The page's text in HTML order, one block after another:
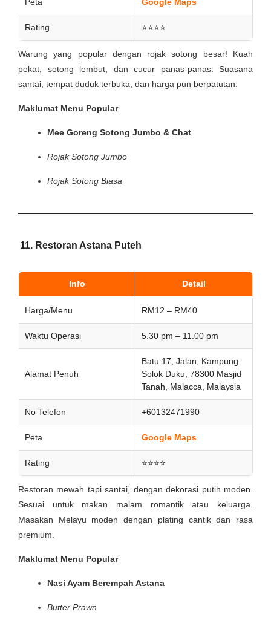
Rating ⭐⭐⭐⭐
Warung yang popular dengan rojak sotong besar! Kuah
pekat, sotong lembut, dan cucur panas-panas. Suasana
santai, tempat duduk terbuka, dan harga pun berpatutan.
Maklumat Menu Popular
Mee Goreng Sotong Jumbo & Chat
Rojak Sotong Jumbo
Rojak Sotong Biasa
11. Restoran Astana Puteh
Info Detail
Harga/Menu RM12 – RM40
Waktu Operasi 5.30 pm – 11.00 pm
Alamat Penuh
Batu 17, Jalan, Kampung
Solok Duku, 78300 Masjid
Tanah, Malacca, Malaysia
No Telefon +60132471990
Peta Google Maps
Rating ⭐⭐⭐⭐
Restoran mewah tapi santai, dengan dekorasi putih moden.
Sesuai untuk makan malam romantik atau keluarga.
Masakan Melayu moden dengan plating cantik dan rasa
premium.
Maklumat Menu Popular
Nasi Ayam Berempah Astana
Butter Prawn